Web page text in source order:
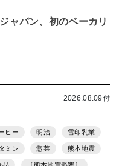
ャパン、初のベーカリ
2026.08.09付
ヒー 明治 雪印乳業
ミン 惣菜 熊本地震